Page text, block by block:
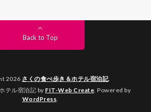
Back to Top
2026 さくの食べ歩き＆ホテル宿泊記.
テル宿泊記 by FIT-Web Create . Powered by
WordPress